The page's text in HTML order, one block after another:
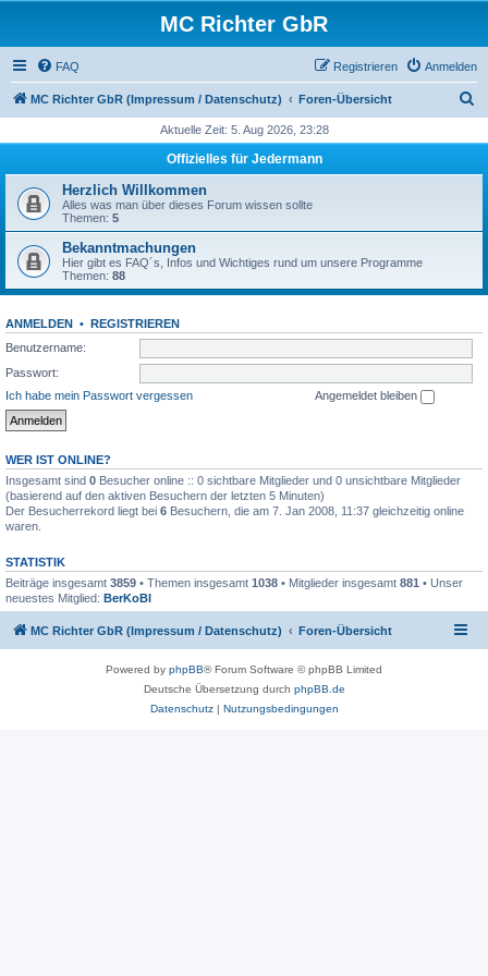
MC Richter GbR
FAQ Anmelden
Registrieren
MC Richter GbR (Impressum / Datenschutz) Foren-Übersicht
h
Aktuelle Zeit: 5. Aug 2026, 23:28
Offizielles für Jedermann
Herzlich Willkommen
Alles was man über dieses Forum wissen sollte
Themen: 5
Bekanntmachungen
Hier gibt es FAQ´s, Infos und Wichtiges rund um unsere Programme
Themen: 88
ANMELDEN • REGISTRIEREN
Benutzername:
Passwort:
Ich habe mein Passwort vergessen
Angemeldet bleiben
WER IST ONLINE?
Insgesamt sind 0 Besucher online :: 0 sichtbare Mitglieder und 0 unsichtbare Mitglieder
(basierend auf den aktiven Besuchern der letzten 5 Minuten)
Der Besucherrekord liegt bei 6 Besuchern, die am 7. Jan 2008, 11:37 gleichzeitig online
waren.
STATISTIK
Beiträge insgesamt 3859 • Themen insgesamt 1038 • Mitglieder insgesamt 881 • Unser
neuestes Mitglied: BerKoBl
MC Richter GbR (Impressum / Datenschutz) Foren-Übersicht
Powered by phpBB® Forum Software © phpBB Limited
Deutsche Übersetzung durch phpBB.de
Datenschutz| Nutzungsbedingungen